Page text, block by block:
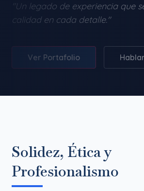
"Un legado de experiencia que
calidad en cada detalle."
Ver Portafolio
Solidez, Ética y
Profesionalismo